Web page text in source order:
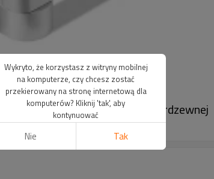
kolumny QCA-01 ze stali nierdzewnej
Wykryto, że korzystasz z witryny mobilnej
na komputerze, czy chcesz zostać
przekierowany na stronę internetową dla
komputerów? Kliknij 'tak', aby
kontynuować
Nie Tak